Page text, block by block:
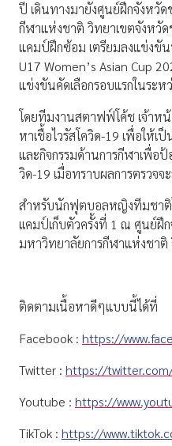
ปี เดินทางมายังศูนย์ฝึกจังหวั
กีฬาแห่งชาติ วิทยาเขตจังหวัด
แคมป์ฝึกซ้อม เตรียมลงแข่งขั
U17 Women’s Asian Cup
แข่งขันคัดเลือกรอบแรกในระ
โดยทีมงานสตาฟฟ์โค้ช เจ้าห
หาเชื้อไวรัสโควิด-19 เพื่อให้
และกิจกรรมด้านการกีฬาเพื่อป้
วิด-19 เมื่อทราบผลการตรวจ
สำหรับนักฟุตบอลหญิงทีมชาติ
เเคมป์เก็บตัวครั้งที่ 1 ณ ศูนย์ฝึ
มหาวิทยาลัยการกีฬาแห่งชาติ
ติดตามเนื้อหาดีๆแบบนี้ได้ที่
Facebook : https://
Twitter : https://
Youtube : https://
TikTok : https://